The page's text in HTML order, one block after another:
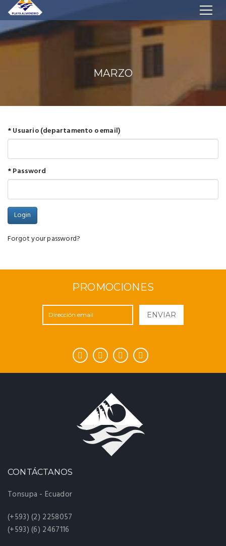
MARZO
* Usuario (departamento o email)
* Password
Forgot your password?
PROMOCIONES
ENVIAR
CONTÁCTANOS
Tonsupa - Ecuador
(+593) (2) 2258057
(+593) (6) 2467116